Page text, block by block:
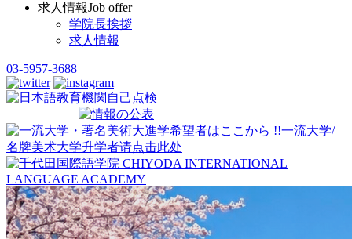
求人情報Job offer
学院長挨拶
求人情報
03-5957-3688